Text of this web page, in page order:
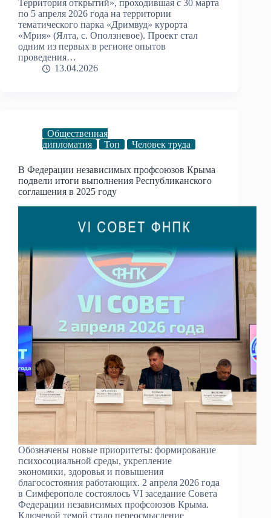
Территория открытий», проходившая с 30 марта
по 5 апреля 2026 года на территории
тематического парка «Дримвуд» курорта
«Мрия» (Ялта, с. Оползневое). Проект стал
одним из первых в регионе опытов
проведения…
13.04.2026
Общественная
дипломатия
Топ Человек труда
В Федерации независимых профсоюзов Крыма
подвели итоги выполнения Республиканского
соглашения в 2025 году
Обозначены новые приоритеты: формирование
психосоциальной среды, укрепление
экономики, здоровья и повышения
благосостояния работающих. 2 апреля 2026 года
в Симферополе состоялось VI заседание Совета
Федерации независимых профсоюзов Крыма.
Ключевой темой стало переосмысление